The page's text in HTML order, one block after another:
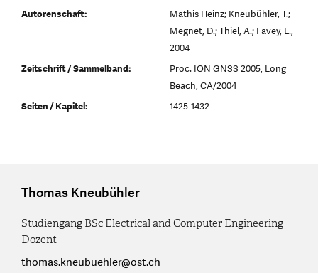
Autorenschaft:
Mathis Heinz; Kneubühler, T.;
Megnet, D.; Thiel, A.; Favey, E.,
2004
Zeitschrift / Sammelband:
Proc. ION GNSS 2005, Long
Beach, CA/2004
Seiten / Kapitel:
1425-1432
Thomas Kneubühler
Studiengang BSc Electrical and Computer Engineering
Dozent
thomas.kneubuehler@ost.ch